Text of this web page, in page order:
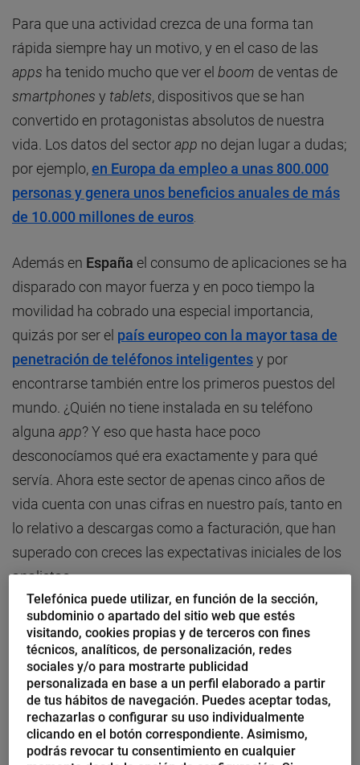
Para que una actividad crezca de una forma tan
rápida siempre hay un motivo, y en el caso de las
apps ha tenido mucho que ver el boom de ventas de
smartphones y tablets, dispositivos que se han
convertido en protagonistas absolutos de nuestra
vida. Los datos del sectorapp no dejan lugar a dudas;
por ejemplo,en Europa da empleo a unas 800.000
personas y genera unos beneficios anuales de más
de 10.000 millones de euros.
Además en España el consumo de aplicaciones se ha
disparado con mayor fuerza y en poco tiempo la
movilidad ha cobrado una especial importancia,
quizás por ser el país europeo con la mayor tasa de
penetración de teléfonos inteligentesy por
encontrarse también entre los primeros puestos del
mundo. ¿Quién no tiene instalada en su teléfono
alguna app? Y eso que hasta hace poco
desconocíamos qué era exactamente y para qué
servía. Ahora este sector de apenas cinco años de
vida cuenta con unas cifras en nuestro país, tanto en
lo relativo a descargas como a facturación, que han
superado con creces las expectativas iniciales de los
analistas.
En un escenario en el que la movilidad toma
relevancia a pasos agigantados, numerosas
compañías y pequeños negocios ya han visto el
enorme potencial que tiene disponer de unaapp
propia, ya que es una de las mejores herramientas de
fidelización y ademáspermite llevar su “escaparate”
Telefónica puede utilizar, en función de la sección,
subdominio o apartado del sitio web que estés
visitando, cookies propias y de terceros con fines
técnicos, analíticos, de personalización, redes
sociales y/o para mostrarte publicidad
personalizada en base a un perfil elaborado a partir
de tus hábitos de navegación. Puedes aceptar todas,
rechazarlas o configurar su uso individualmente
clicando en el botón correspondiente. Asimismo,
podrás revocar tu consentimiento en cualquier